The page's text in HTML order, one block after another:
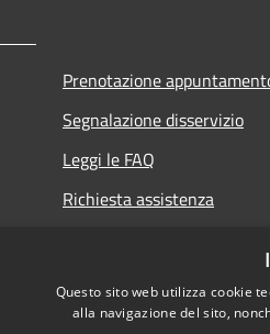
Prenotazione
Segnalazione disservizio
Leggi le FAQ
Richiesta assistenza
Questo sito web utilizza cookie
alla navigazione del sito,